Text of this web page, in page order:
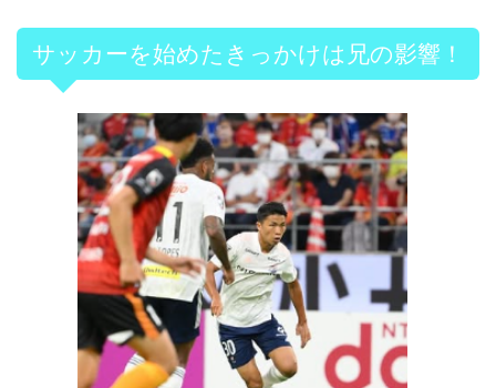
サッカーを始めたきっかけは兄の影響！